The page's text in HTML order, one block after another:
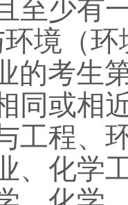
至少有
境（
的考生
同或相
工程、
、化学